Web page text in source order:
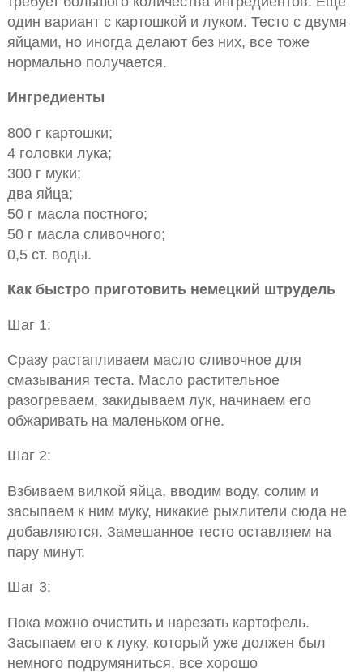
один вариант с картошкой и луком. Тесто с двумя
яйцами, но иногда делают без них, все тоже
нормально получается.
Ингредиенты
800 г картошки;
4 головки лука;
300 г муки;
два яйца;
50 г масла постного;
50 г масла сливочного;
0,5 ст. воды.
Как быстро приготовить немецкий штрудель
Шаг 1:
Сразу растапливаем масло сливочное для
смазывания теста. Масло растительное
разогреваем, закидываем лук, начинаем его
обжаривать на маленьком огне.
Шаг 2:
Взбиваем вилкой яйца, вводим воду, солим и
засыпаем к ним муку, никакие рыхлители сюда не
добавляются. Замешанное тесто оставляем на
пару минут.
Шаг 3:
Пока можно очистить и нарезать картофель.
Засыпаем его к луку, который уже должен был
немного подрумяниться, все хорошо